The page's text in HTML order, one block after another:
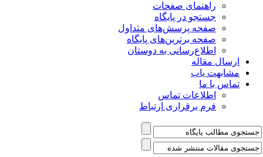
راهنمای صفحات
جستجو در پایگاه
صفحه پرسش‌های متداول
صفحه برترین‌های پایگاه
اطلاع‌رسانی به دوستان
ارسال مقاله
مشابهت یاب
تماس با ما
اطلاعات تماس
فرم برقراری ارتباط